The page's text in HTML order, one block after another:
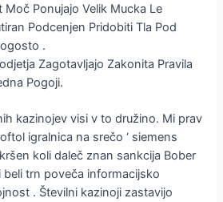
Moč Ponujajo Velik Mucka Le
Podcenjen Pridobiti Tla Pod
.
Zagotavljajo Zakonita Pravila
Pogoji.
kazinojev visi v to družino. Mi prav
igralnica na srečo ‘ siemens
koli daleč znan sankcija Bober
beli trn poveča informacijsko
. Številni kazinoji zastavijo